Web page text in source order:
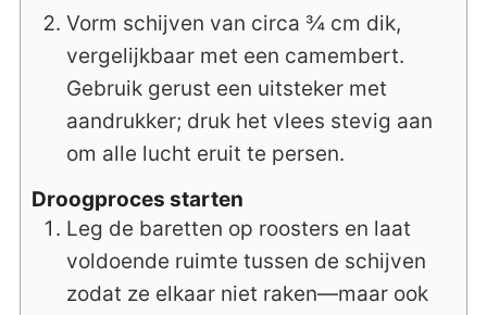
Vorm schijven van circa ¾ cm dik,
vergelijkbaar met een camembert.
Gebruik gerust een uitsteker met
aandrukker; druk het vlees stevig aan
om alle lucht eruit te persen.
Droogproces starten
Leg de baretten op roosters en laat
voldoende ruimte tussen de schijven
zodat ze elkaar niet raken—maar ook